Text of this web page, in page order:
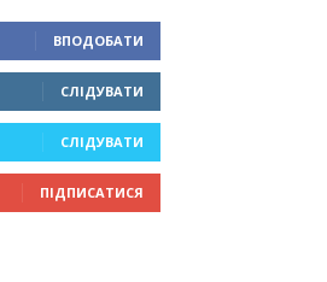
ВПОДОБАТИ
СЛІДУВАТИ
СЛІДУВАТИ
ПІДПИСАТИСЯ